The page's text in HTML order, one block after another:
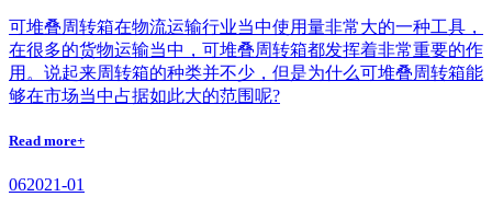
可堆叠周转箱在物流运输行业当中使用量非常大的一种工具，
在很多的货物运输当中，可堆叠周转箱都发挥着非常重要的作
用。说起来周转箱的种类并不少，但是为什么可堆叠周转箱能
够在市场当中占据如此大的范围呢?
Read more+
062021-01